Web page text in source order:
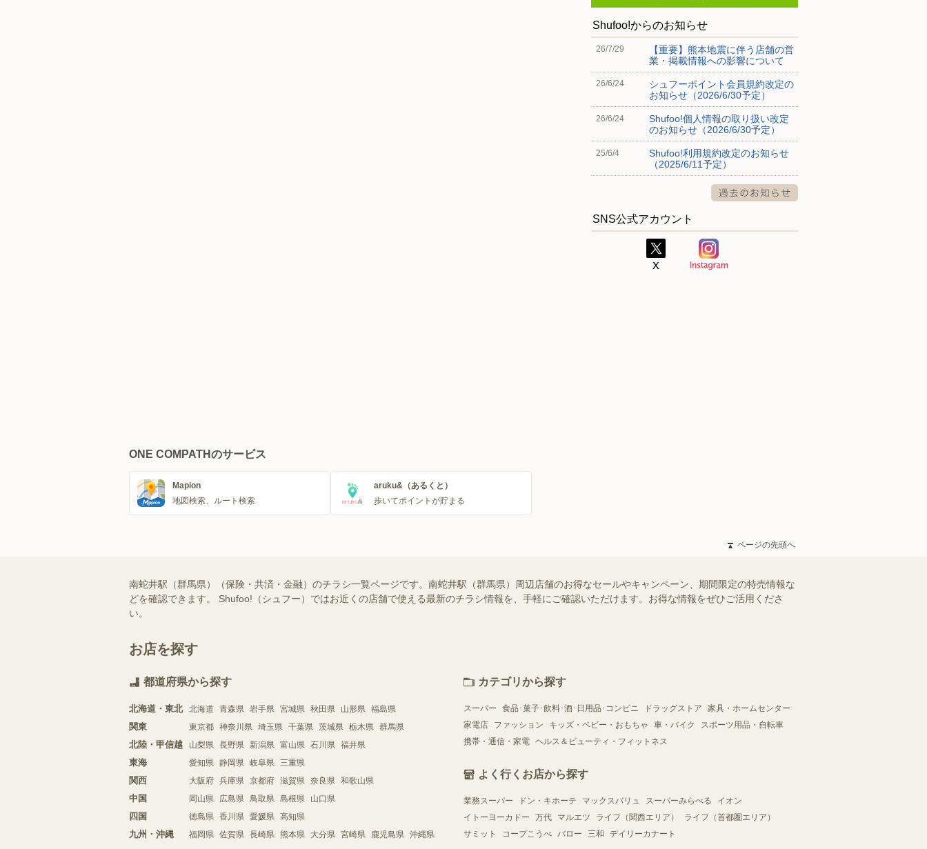
Shufoo!からのお知らせ
26/7/29
【重要】熊本地震に伴う店舗の営
業・掲載情報への影響について
26/6/24
シュフーポイント会員規約改定の
お知らせ（2026/6/30予定）
26/6/24
Shufoo!個人情報の取り扱い改定
のお知らせ（2026/6/30予定）
25/6/4
Shufoo!利用規約改定のお知らせ
（2025/6/11予定）
SNS公式アカウント
ONE COMPATHのサービス
Mapion
地図検索、ルート検索
aruku&（あるくと）
歩いてポイントが貯まる
ページの先頭へ
南蛇井駅（群馬県）（保険・共済・金融）のチラシ一覧ページです。南蛇井駅（群馬県）周辺店舗のお得なセールやキャンペーン、期間限定の特売情報な
どを確認できます。 Shufoo!（シュフー）ではお近くの店舗で使える最新のチラシ情報を、手軽にご確認いただけます。お得な情報をぜひご活用くださ
い。
お店を探す
都道府県から探す
北海道・東北 北海道 青森県 岩手県 宮城県 秋田県 山形県 福島県
関東 東京都 神奈川県 埼玉県 千葉県 茨城県 栃木県 群馬県
北陸・甲信越 山梨県 長野県 新潟県 富山県 石川県 福井県
東海 愛知県 静岡県 岐阜県 三重県
関西 大阪府 兵庫県 京都府 滋賀県 奈良県 和歌山県
中国 岡山県 広島県 鳥取県 島根県 山口県
四国 徳島県 香川県 愛媛県 高知県
九州・沖縄 福岡県 佐賀県 長崎県 熊本県 大分県 宮崎県 鹿児島県 沖縄県
カテゴリから探す
スーパー 食品･菓子･飲料･酒･日用品･コンビニ ドラッグストア
家具・ホームセンター
家電店
ファッション キッズ・ベビー・おもちゃ 車・バイク
スポーツ用品・自転車
携帯・通信・家電 ヘルス＆ビューティ・フィットネス
よく行くお店から探す
業務スーパー ドン・キホーテ マックスバリュ スーパーみらべる
イオン
イトーヨーカドー
万代 マルエツ ライフ（関西エリア）
ライフ（首都圏エリア）
サミット
コープこうべ バロー 三和 デイリーカナート